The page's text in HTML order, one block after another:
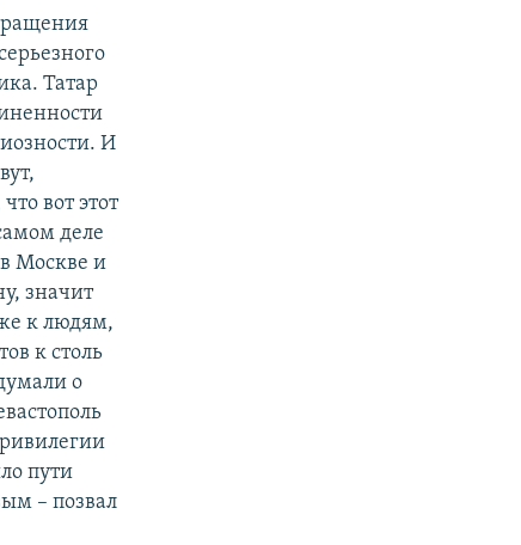
Татар
И
вот этот
деле
Москве и
значит
к людям,
к столь
о
пути
– позвал